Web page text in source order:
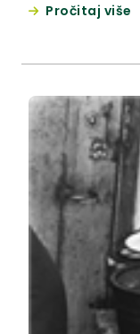
Pročitaj više